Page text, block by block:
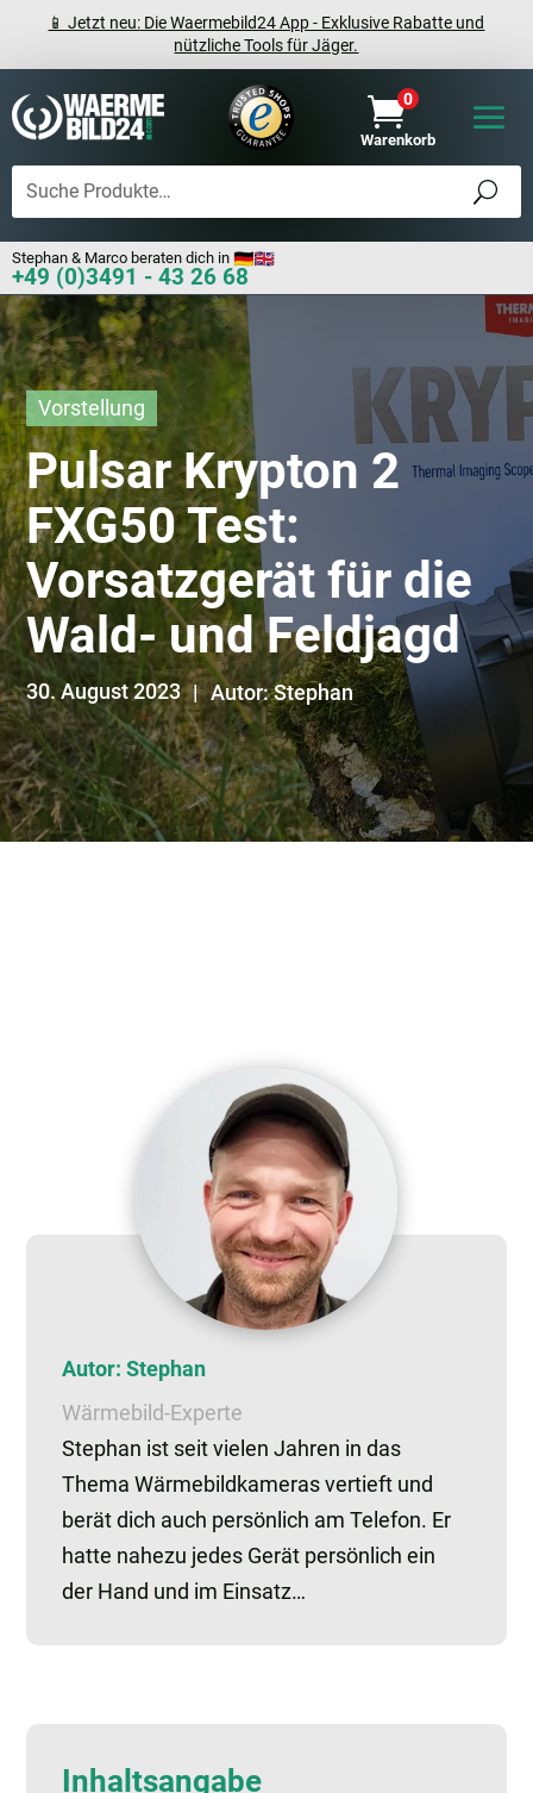
📱 Jetzt neu: Die Waermebild24 App - Exklusive Rabatte und
nützliche Tools für Jäger.
0
Warenkorb
Stephan & Marco beraten dich in
+49 (0)3491 - 43 26 68
Vorstellung
Pulsar Krypton 2
FXG50 Test:
Vorsatzgerät für die
Wald- und Feldjagd
30. August 2023 Autor: Stephan
Autor: Stephan
Wärmebild-Experte
Stephan ist seit vielen Jahren in das
Thema Wärmebildkameras vertieft und
berät dich auch persönlich am Telefon. Er
hatte nahezu jedes Gerät persönlich ein
der Hand und im Einsatz…
Inhaltsangabe